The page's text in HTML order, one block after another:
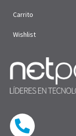
Carrito
Wishlist